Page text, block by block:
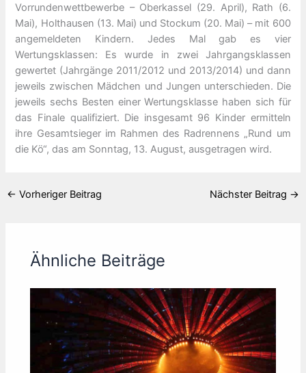
Vorrundenwettbewerbe – Oberkassel (29. April), Rath (6.
Mai), Holthausen (13. Mai) und Stockum (20. Mai) – mit 600
angemeldeten Kindern. Jedes Mal gab es vier
Wertungsklassen: Es wurde in zwei Jahrgangsklassen
gewertet (Jahrgänge 2011/2012 und 2013/2014) und dann
jeweils zwischen Mädchen und Jungen unterschieden. Die
jeweils sechs Besten einer Wertungsklasse haben sich für
das Finale qualifiziert. Die insgesamt 96 Kinder ermitteln
ihre Gesamtsieger im Rahmen des Radrennens „Rund um
die Kö“, das am Sonntag, 13. August, ausgetragen wird.
← Vorheriger Beitrag Nächster Beitrag →
Ähnliche Beiträge